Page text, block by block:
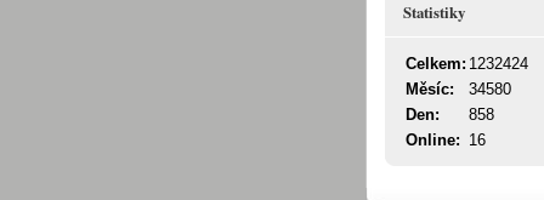
Statistiky
Online: 16
Celkem: 1232424
Měsíc:
34580
Den:
858